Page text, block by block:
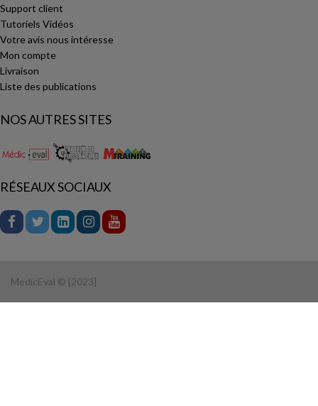
Support client
Tutoriels Vidéos
Votre avis nous intéresse
Mon compte
Livraison
Liste des publications
NOS AUTRES SITES
RÉSEAUX SOCIAUX
MedicEval © [2023]